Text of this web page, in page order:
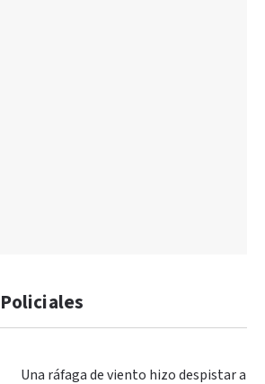
Una ráfaga de viento hizo despistar a